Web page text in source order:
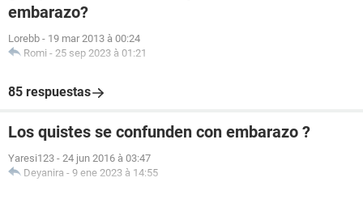
embarazo?
Lorebb - 19 mar 2013 à 00:24
Romi - 25 sep 2023 à 01:21
85 respuestas
Los quistes se confunden con embarazo ?
Yaresi123 - 24 jun 2016 à 03:47
Deyanira - 9 ene 2023 à 14:55